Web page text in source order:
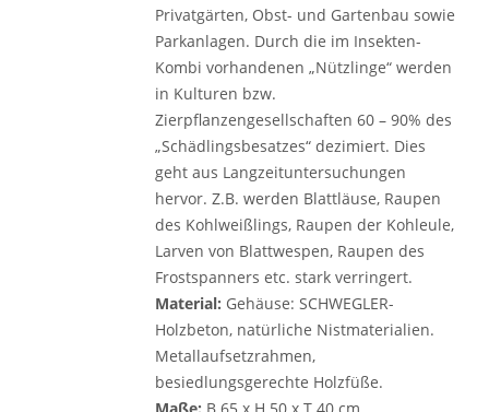
Privatgärten, Obst- und Gartenbau sowie
Parkanlagen. Durch die im Insekten-
Kombi vorhandenen „Nützlinge“ werden
in ­Kulturen bzw.
Zierpflanzengesellschaften 60 – 90% des
„Schädlingsbesatzes“ ­dezimiert. Dies
geht aus Langzeituntersuchungen
hervor. Z.B. werden Blattläuse, Raupen
des Kohlweißlings, Raupen der Kohleule,
Larven von Blattwespen, Raupen des
Frostspanners etc. stark verringert.
Material: Gehäuse: SCHWEGLER-
Holzbeton, natürliche Nistmaterialien.
Metallaufsetzrahmen,
besiedlungsgerechte Holzfüße.